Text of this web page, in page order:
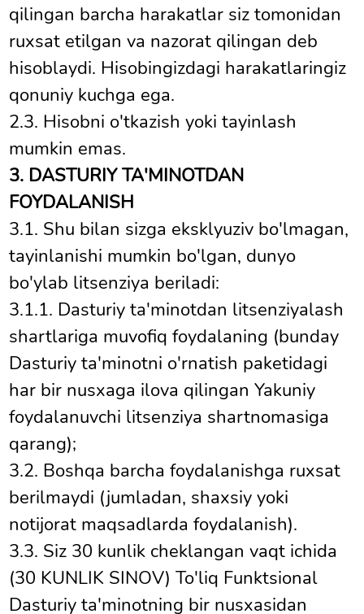
qilingan barcha harakatlar siz tomonidan
ruxsat etilgan va nazorat qilingan deb
hisoblaydi. Hisobingizdagi harakatlaringiz
qonuniy kuchga ega.
2.3. Hisobni o'tkazish yoki tayinlash
mumkin emas.
3. DASTURIY TA'MINOTDAN
FOYDALANISH
3.1. Shu bilan sizga eksklyuziv bo'lmagan,
tayinlanishi mumkin bo'lgan, dunyo
bo'ylab litsenziya beriladi:
3.1.1. Dasturiy ta'minotdan litsenziyalash
shartlariga muvofiq foydalaning (bunday
Dasturiy ta'minotni o'rnatish paketidagi
har bir nusxaga ilova qilingan Yakuniy
foydalanuvchi litsenziya shartnomasiga
qarang);
3.2. Boshqa barcha foydalanishga ruxsat
berilmaydi (jumladan, shaxsiy yoki
notijorat maqsadlarda foydalanish).
3.3. Siz 30 kunlik cheklangan vaqt ichida
(30 KUNLIK SINOV) To'liq Funktsional
Dasturiy ta'minotning bir nusxasidan